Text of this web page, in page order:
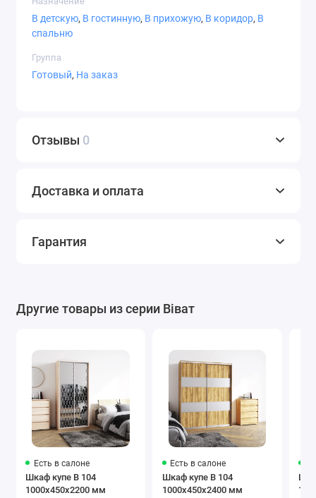
СТ-9,1
Графит
Светло-
коричневый
Бежевый Коричневый Крем
В детскую, В гостинную, В прихожую, В коридор, В
спальню
Группа
Готовый, На заказ
Отзывы 0
Доставка и оплата
Гарантия
Другие товары из серии Віват
Есть в салоне
Шкаф купе В 104
1000х450х2200 мм
Есть в салоне
Шкаф купе В 104
1000х450х2400 мм